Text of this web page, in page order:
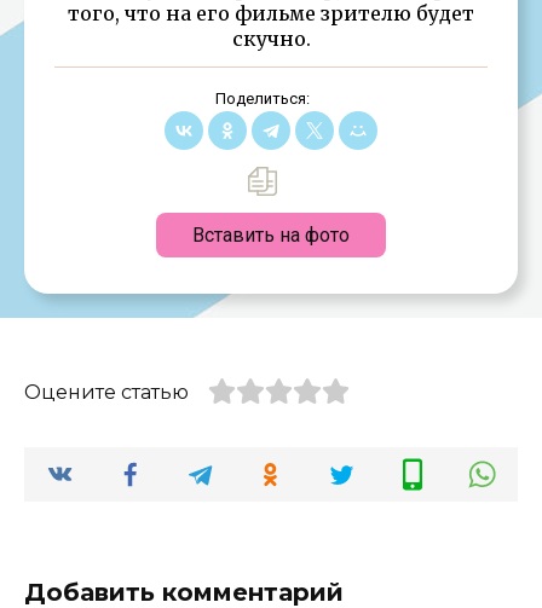
того, что на его фильме зрителю будет
скучно.
Поделиться:
Вставить на фото
Оцените статью
Добавить комментарий